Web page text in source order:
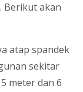
Berikut akan
atap spandek
sekitar
meter dan 6